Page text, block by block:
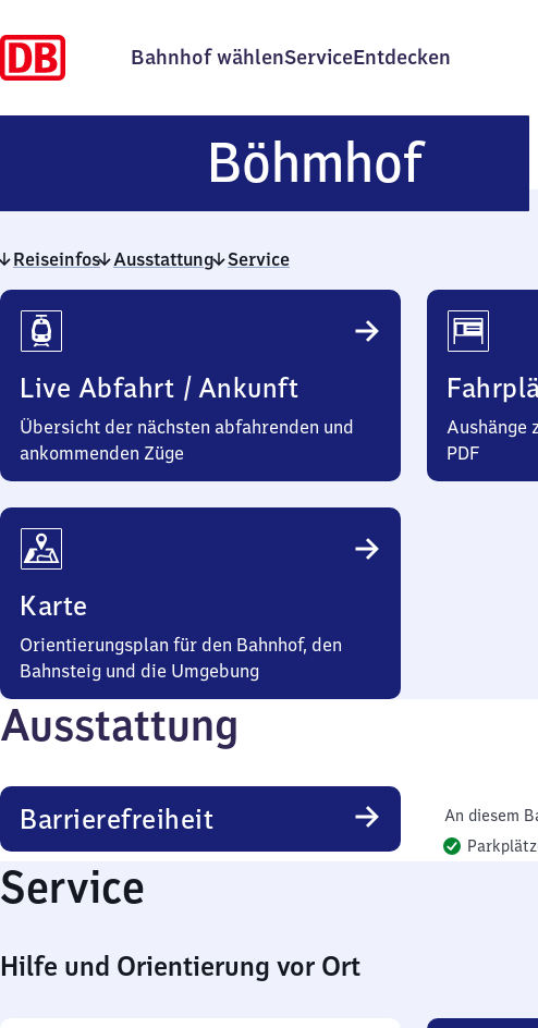
Bahnhof wählenServiceEntdecken
Böhmhof
Reiseinfos Ausstattung Service
Reiseinfos
Live Abfahrt / Ankunft
Übersicht der nächsten abfahrenden und
ankommenden Züge
Aushänge
PDF
Karte
Orientierungsplan für den Bahnhof, den
Bahnsteig und die Umgebung
Ausstattung
Barrierefreiheit
An diesem
Service
Hilfe und Orientierung vor Ort